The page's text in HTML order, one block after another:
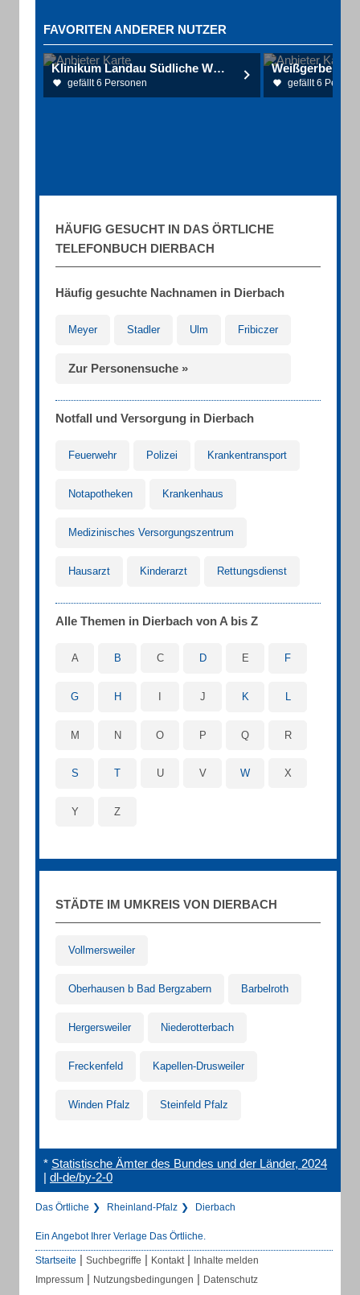
FAVORITEN ANDERER NUTZER
Klinikum Landau Südliche Weinstraße GmbH
gefällt 6 Personen
Weißgerber
gefällt 6
HÄUFIG GESUCHT IN DAS ÖRTLICHE
TELEFONBUCH DIERBACH
Häufig gesuchte Nachnamen in Dierbach
Meyer Stadler Ulm Fribiczer
Zur Personensuche »
Notfall und Versorgung in Dierbach
Feuerwehr Polizei Krankentransport
Notapotheken Krankenhaus
Medizinisches Versorgungszentrum
Hausarzt Kinderarzt Rettungsdienst
Alle Themen in Dierbach von A bis Z
A B C D E F
G H J K L
M N O P Q R
S T U V W X
Y Z
STÄDTE IM UMKREIS VON DIERBACH
Vollmersweiler
Oberhausen b Bad Bergzabern Barbelroth
Hergersweiler Niederotterbach
Freckenfeld Kapellen-Drusweiler
Winden Pfalz Steinfeld Pfalz
* Statistische Ämter des Bundes und der Länder, 2024
| dl-de/by-2-0
Das Örtliche Rheinland-Pfalz Dierbach
Ein Angebot Ihrer Verlage Das Örtliche.
Startseite | Suchbegriffe | Kontakt | Inhalte melden
Impressum | Nutzungsbedingungen | Datenschutz